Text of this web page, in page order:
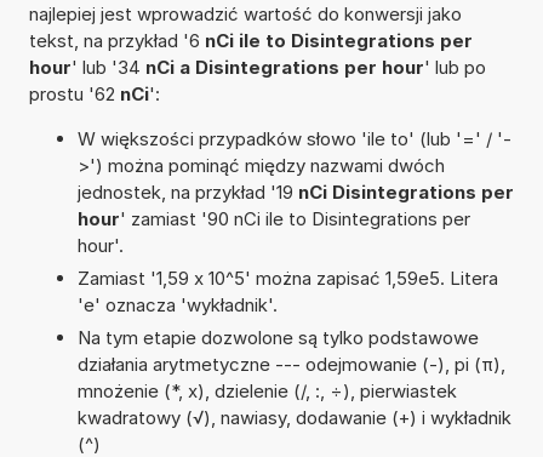
najlepiej jest wprowadzić wartość do konwersji jako
tekst, na przykład '6 nCi ile to Disintegrations per
hour' lub '34 nCi a Disintegrations per hour' lub po
prostu '62 nCi':
W większości przypadków słowo 'ile to' (lub '=' / '-
>') można pominąć między nazwami dwóch
jednostek, na przykład '19 nCi Disintegrations per
hour' zamiast '90 nCi ile to Disintegrations per
hour'.
Zamiast '1,59 x 10^5' można zapisać 1,59e5. Litera
'e' oznacza 'wykładnik'.
Na tym etapie dozwolone są tylko podstawowe
działania arytmetyczne --- odejmowanie (-), pi (π),
mnożenie (*, x), dzielenie (/, :, ÷), pierwiastek
kwadratowy (√), nawiasy, dodawanie (+) i wykładnik
(^)